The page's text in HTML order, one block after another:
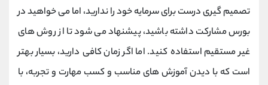
تصمیم گیری درست برای سرمایه خود را ندارید، اما می خواهید در
بورس مشارکت داشته باشید، پیشنهاد می شود تا از روش های
غیر مستقیم استفاده کنید. اما اگر زمان کافی دارید، بسیار بهتر
است که با دیدن آموزش های مناسب و کسب مهارت و تجربه، با